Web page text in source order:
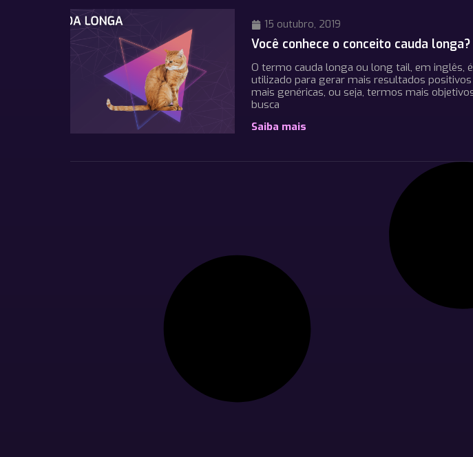
15 outubro, 2019
Você conhece o conceito cauda longa?
O termo cauda longa ou long tail, em inglês,
utilizado para gerar mais resultados
mais genéricas, ou seja, termos mais
busca
Saiba mais